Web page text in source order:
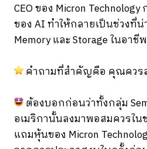
CEO ของ Micron
ของ AI ทำให้กลายเป็นช่วงที่
Memory และ Storage ในอาชี
คำถามที่สำคัญคือ คุณควร
ต้องบอกก่อนว่าทั้งกลุ่ม
อเมริกานั้นลงมาพอสมควรใ
แถมหุ้นของ Micron